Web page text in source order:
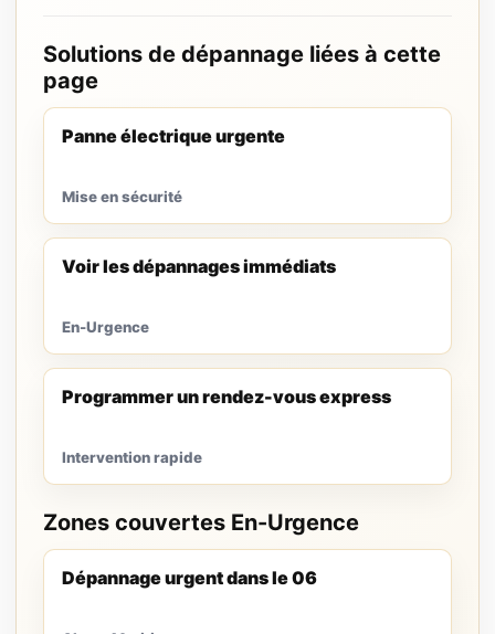
Solutions de dépannage liées à cette
page
Panne électrique urgente
Mise en sécurité
Voir les dépannages immédiats
En-Urgence
Programmer un rendez-vous express
Intervention rapide
Zones couvertes En-Urgence
Dépannage urgent dans le 06